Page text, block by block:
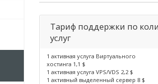
Тариф поддержки по
услуг
1 активная услуга Виртуального
хостинга 1,1 $
1 активная услуга VPS/VDS 2,2 $
1 активный выделенный сервер 8 $